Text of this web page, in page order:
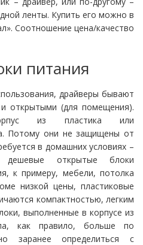
ленты. Купить его можно в
Соотношение цена/качество
питания
драйверы бывают
открытыми (для помещения).
из пластика или
Потому они не защищены от
в домашних условиях –
открытые блоки
к примеру, мебели, потолка
низкой цены, пластиковые
компактностью, легким
выполненные в корпусе из
как правило, больше по
заранее определиться с